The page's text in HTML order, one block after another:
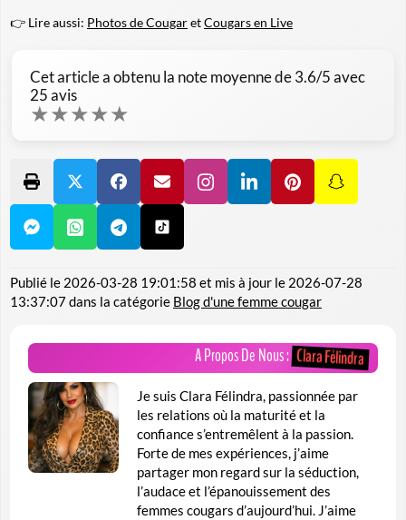
👉 Lire aussi: Photos de CougaretCougars en Live
Cet article a obtenu la note moyenne de3.6/5 avec
25avis
★★★★★
Publié le 2026-03-28 19:01:58 et mis à jour le 2026-07-28
13:37:07dans la catégorie Blog d'une femme cougar
A Propos De Nous :Clara Félindra
Je suis Clara Félindra, passionnée par
les relations où la maturité et la
confiance s’entremêlent à la passion.
Forte de mes expériences, j’aime
partager mon regard sur la séduction,
l’audace et l’épanouissement des
femmes cougars d’aujourd’hui. J’aime